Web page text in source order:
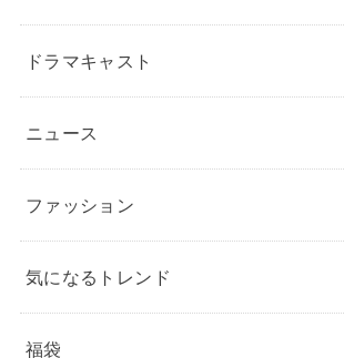
ドラマキャスト
ニュース
ファッション
気になるトレンド
福袋